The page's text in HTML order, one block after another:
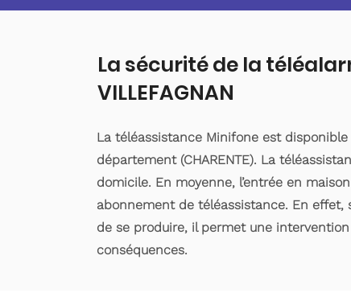
La sécurité de la
VILLEFAGNAN
La téléassistance Minifone est disponible
département (CHARENTE). La
domicile. En moyenne, l’entrée en
abonnement de téléassistance. En
de se produire, il permet une
conséquences.